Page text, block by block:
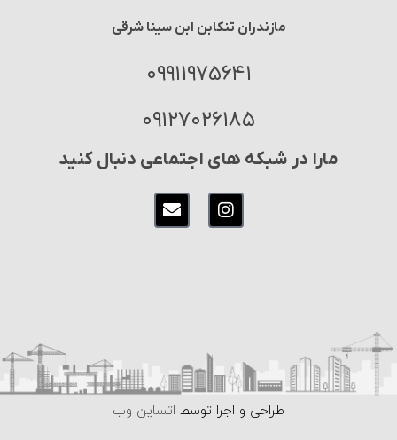
مازندران تنکابن ابن سینا شرقی
۰۹۹۱۱۹۷۵۶۴۱
۰۹۱۲۷۰۲۶۱۸۵
مارا در شبکه های اجتماعی دنبال کنید
طراحی و اجرا توسط اتساین وب